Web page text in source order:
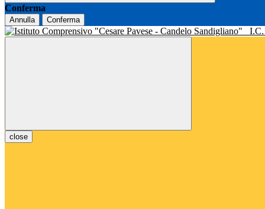
Conferma
Annulla Conferma
I.C.
close